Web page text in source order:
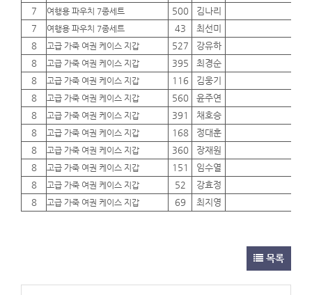
7
여행용 파우치 7종세트 500 김나리
7
여행용 파우치 7종세트 43 최선미
8
고급 가죽 여권 케이스 지갑 527 강유하
8
고급 가죽 여권 케이스 지갑 395 최경순
8
고급 가죽 여권 케이스 지갑 116 김웅기
8
고급 가죽 여권 케이스 지갑 560 윤주연
8
고급 가죽 여권 케이스 지갑 391 채호승
8
고급 가죽 여권 케이스 지갑 168 정대훈
8
고급 가죽 여권 케이스 지갑 360 장재원
8
고급 가죽 여권 케이스 지갑 151 임수열
8
고급 가죽 여권 케이스 지갑 52 강효정
8
고급 가죽 여권 케이스 지갑 69 최지영
목록